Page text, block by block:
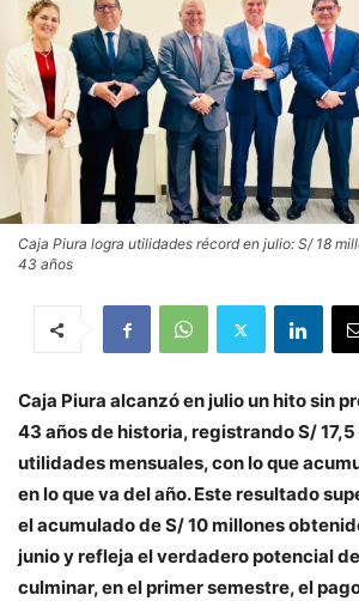
Caja Piura logra utilidades récord en julio: S/ 18
43 años
Caja Piura alcanzó en julio un hito sin
43 años de historia, registrando S/
utilidades mensuales, con lo que
en lo que va del año. Este resultado
el acumulado de S/ 10 millones
junio y refleja el verdadero potencial
culminar, en el primer semestre, el